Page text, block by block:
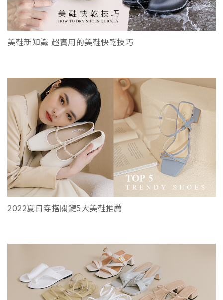
美鞋新知識 超實用的美鞋快乾技巧
2022夏日穿搭關鍵5大美鞋推薦